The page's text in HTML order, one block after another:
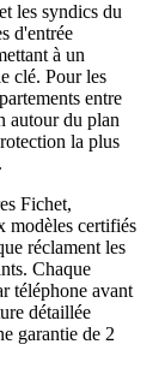
les syndics du
d'entrée
à un
clé. Pour les
entre
autour du plan
la plus
Fichet,
modèles certifiés
réclament les
Chaque
téléphone avant
détaillée
garantie de 2